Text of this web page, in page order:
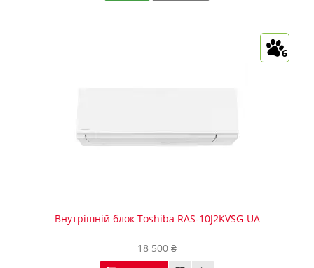
6
Внутрішній блок Toshiba RAS-10J2KVSG-UA
18 500 ₴